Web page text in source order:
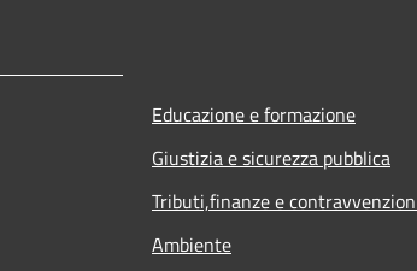
Educazione e formazione
Giustizia e sicurezza pubblica
Tributi,finanze e
Ambiente